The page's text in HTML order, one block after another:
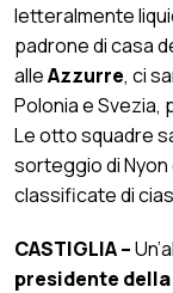
letteralmente
padrone di casa
alleAzzurre, ci
Polonia e Svezia,
Le otto squadre
sorteggio di
classificate di
CASTIGLIA –
presidente